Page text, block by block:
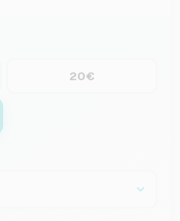
20€